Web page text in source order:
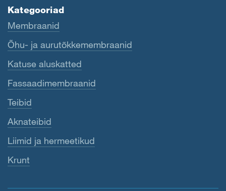
Kategooriad
Membraanid
Õhu- ja aurutõkkemembraanid
Katuse aluskatted
Fassaadimembraanid
Teibid
Aknateibid
Liimid ja hermeetikud
Krunt